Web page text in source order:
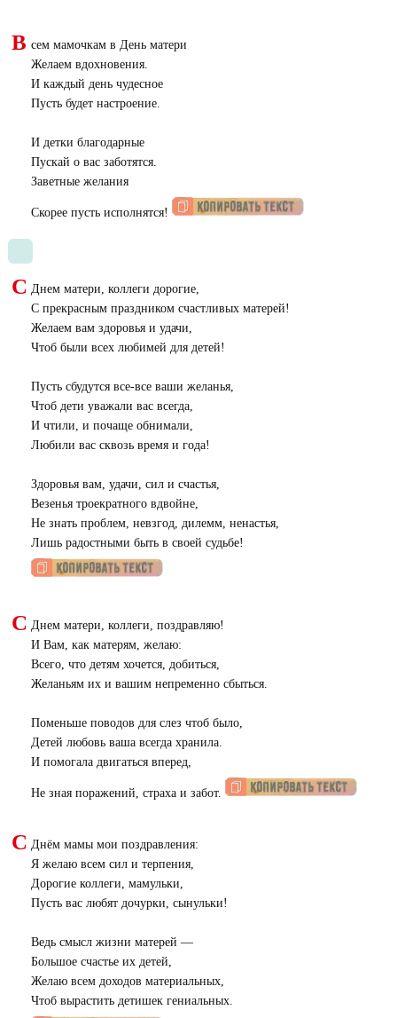
В сем мамочкам в День матери
Желаем вдохновения.
И каждый день чудесное
Пусть будет настроение.
И детки благодарные
Пускай о вас заботятся.
Заветные желания
Скорее пусть исполнятся!
С Днем матери, коллеги дорогие,
С прекрасным праздником счастливых матерей!
Желаем вам здоровья и удачи,
Чтоб были всех любимей для детей!
Пусть сбудутся все-все ваши желанья,
Чтоб дети уважали вас всегда,
И чтили, и почаще обнимали,
Любили вас сквозь время и года!
Здоровья вам, удачи, сил и счастья,
Везенья троекратного вдвойне,
Не знать проблем, невзгод, дилемм, ненастья,
Лишь радостными быть в своей судьбе!
С Днем матери, коллеги, поздравляю!
И Вам, как матерям, желаю:
Всего, что детям хочется, добиться,
Желаньям их и вашим непременно сбыться.
Поменьше поводов для слез чтоб было,
Детей любовь ваша всегда хранила.
И помогала двигаться вперед,
Не зная поражений, страха и забот.
С Днём мамы мои поздравления:
Я желаю всем сил и терпения,
Дорогие коллеги, мамульки,
Пусть вас любят дочурки, сынульки!
Ведь смысл жизни матерей —
Большое счастье их детей,
Желаю всем доходов материальных,
Чтоб вырастить детишек гениальных.